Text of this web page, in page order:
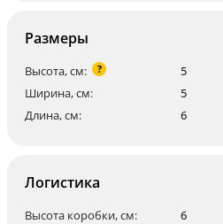
Размеры
Высота, см: ?
5
Ширина, см:
5
Длина, см:
6
Логистика
Высота коробки, см:
6